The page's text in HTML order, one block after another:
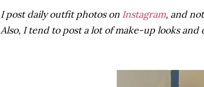
I post daily outfit photos on Instagram, and
Also, I tend to post a lot of make-up looks